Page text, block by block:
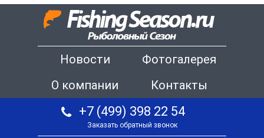
Новости
Фотогалерея
О компании
Контакты
+7 (499) 398 22 54
Заказать обратный звонок